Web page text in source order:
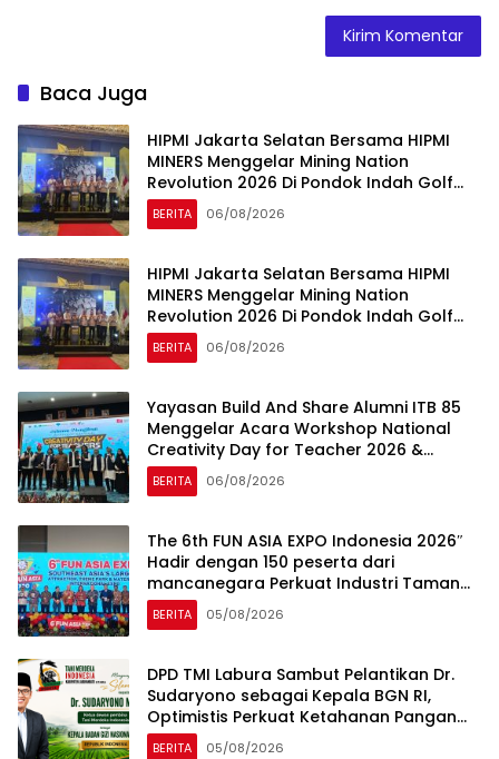
Baca Juga
HIPMI Jakarta Selatan Bersama HIPMI
MINERS Menggelar Mining Nation
Revolution 2026 Di Pondok Indah Golf
Jakarta
BERITA 06/08/2026
HIPMI Jakarta Selatan Bersama HIPMI
MINERS Menggelar Mining Nation
Revolution 2026 Di Pondok Indah Golf
Jakarta
BERITA 06/08/2026
Yayasan Build And Share Alumni ITB 85
Menggelar Acara Workshop National
Creativity Day for Teacher 2026 &
Dibuka Resmi Pramono Anung (Gubernur
DKI Jakarta)
BERITA 06/08/2026
The 6th FUN ASIA EXPO Indonesia 2026″
Hadir dengan 150 peserta dari
mancanegara Perkuat Industri Taman
Rekreasi dan Ekosistem Pariwisata di
Tanah Air
BERITA 05/08/2026
DPD TMI Labura Sambut Pelantikan Dr.
Sudaryono sebagai Kepala BGN RI,
Optimistis Perkuat Ketahanan Pangan
dan Gizi Nasional
BERITA 05/08/2026